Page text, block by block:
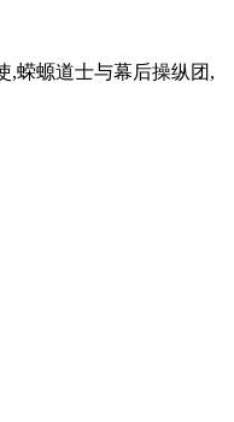
,蝾螈道士与幕后操纵团,